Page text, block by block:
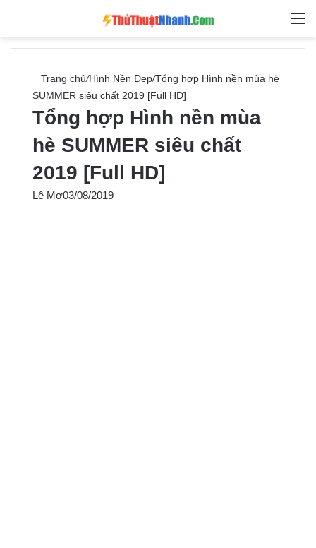
Tìm
Trang chủ/Hình Nền Đẹp/Tổng hợp Hình nền mùa hè
SUMMER siêu chất 2019 [Full HD]
Tổng hợp Hình nền mùa
hè SUMMER siêu chất
2019 [Full HD]
Lê Mơ03/08/2019